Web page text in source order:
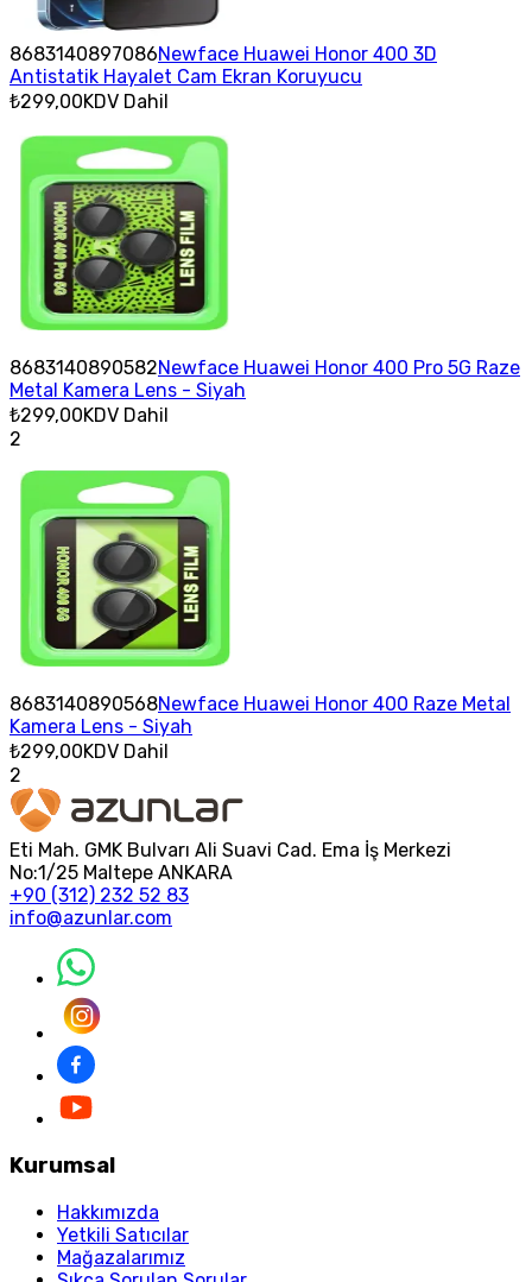
8683140897086Newface Huawei Honor 400 3D
Antistatik Hayalet Cam Ekran Koruyucu
₺299,00KDV Dahil
8683140890582Newface Huawei Honor 400 Pro 5G Raze
Metal Kamera Lens - Siyah
₺299,00KDV Dahil
2
8683140890568Newface Huawei Honor 400 Raze Metal
Kamera Lens - Siyah
₺299,00KDV Dahil
2
Eti Mah. GMK Bulvarı Ali Suavi Cad. Ema İş Merkezi
No:1/25 Maltepe ANKARA
+90 (312) 232 52 83
info@azunlar.com
Kurumsal
Hakkımızda
Yetkili Satıcılar
Mağazalarımız